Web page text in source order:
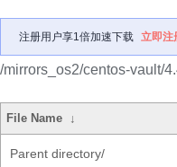
注册用户享1倍加速下载 立即注
/mirrors_os2/centos-vault/
File Name ↓
Parent directory/